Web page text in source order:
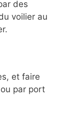
des
voilier au
et faire
par port